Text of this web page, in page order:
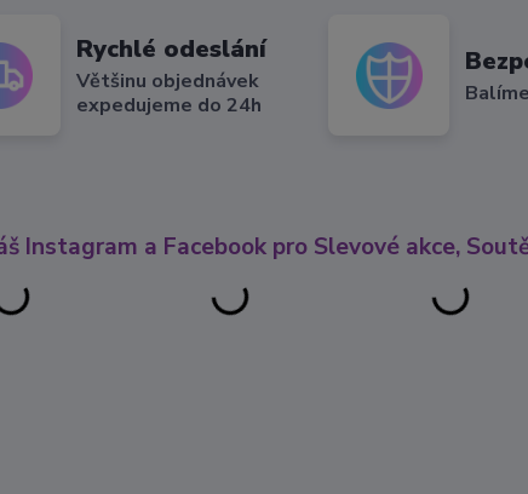
Rychlé odeslání
Většinu objednávek
expedujeme do 24h
Instagram a Facebook pro Slevové akce,